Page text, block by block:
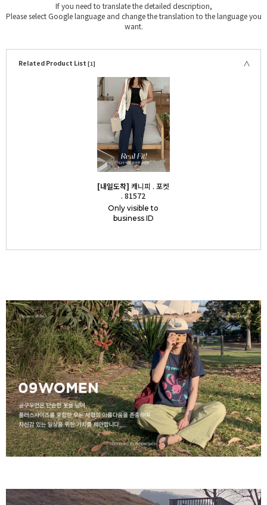
If you need to translate the detailed description,
Please select Google language and change the translation to the language you
want.
Related Product List [1]
[내일도착] 캐니피 . 포켓
. 81572
Only visible to
business ID